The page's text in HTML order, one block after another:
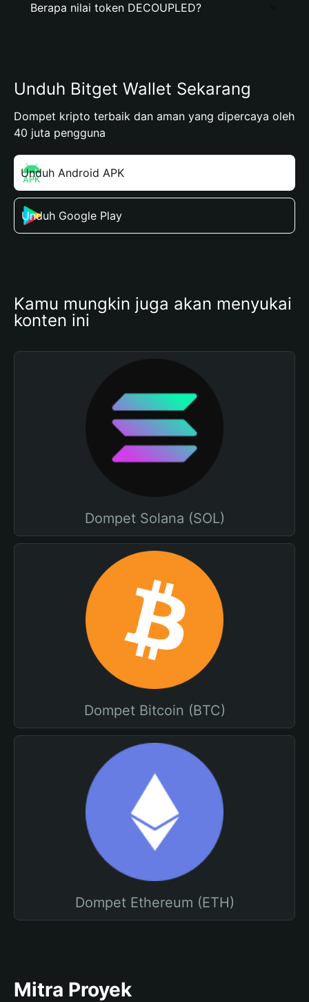
Berapa nilai token DECOUPLED?
Unduh Bitget Wallet Sekarang
Dompet kripto terbaik dan aman yang dipercaya oleh
40 juta pengguna
Unduh Android APK
Unduh Google Play
Kamu mungkin juga akan menyukai
konten ini
Dompet Solana (SOL)
Dompet Bitcoin (BTC)
Dompet Ethereum (ETH)
Mitra Proyek